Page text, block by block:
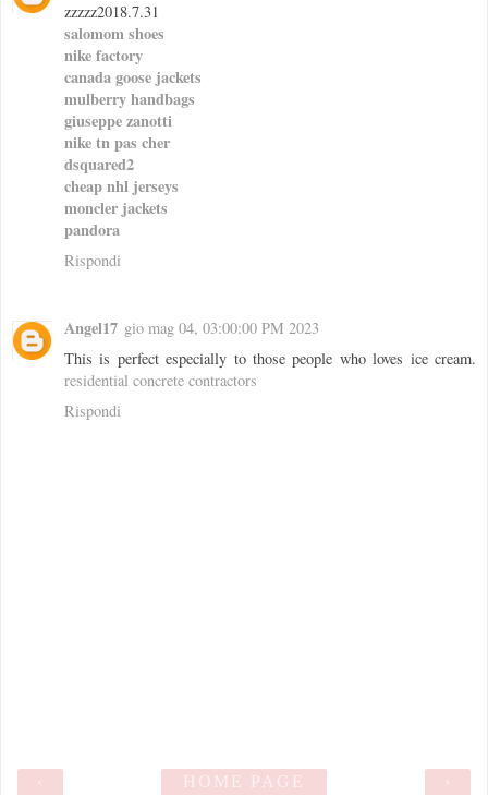
zzzzz2018.7.31
salomom shoes
nike factory
canada goose jackets
mulberry handbags
giuseppe zanotti
nike tn pas cher
dsquared2
cheap nhl jerseys
moncler jackets
pandora
Rispondi
Angel17 gio mag 04, 03:00:00 PM 2023
This is perfect especially to those people who loves ice cream.
residential concrete contractors
Rispondi
›
HOME PAGE